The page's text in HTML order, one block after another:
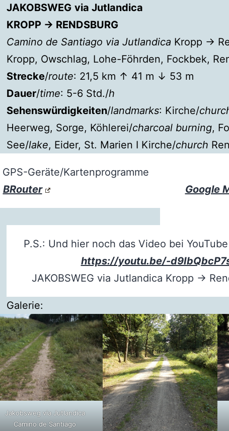
JAKOBSWEG via Jutlandica
KROPP → RENDSBURG
Camino de Santiago via Jutlandica Kropp →
Kropp, Owschlag, Lohe-Föhrden, Fockbek,
Strecke/route: 21,5 km ↑ 41 m ↓ 53 m
Dauer/time: 5-6 Std./h
Sehenswürdigkeiten/landmarks: Kirche/
Heerweg, Sorge, Köhlerei/charcoal burning,
See/lake, Eider, St. Marien I Kirche/church
Geräte/Kartenprogramme
BRouter
Google
P.S.: Und hier noch das Video bei YouTube
https://youtu.be/-
JAKOBSWEG via Jutlandica Kropp →
Galerie:
Jakobsweg via Jutlandica
Camino de Santiago